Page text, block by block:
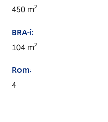
450 m2
BRA-i:
104 m2
Rom:
4